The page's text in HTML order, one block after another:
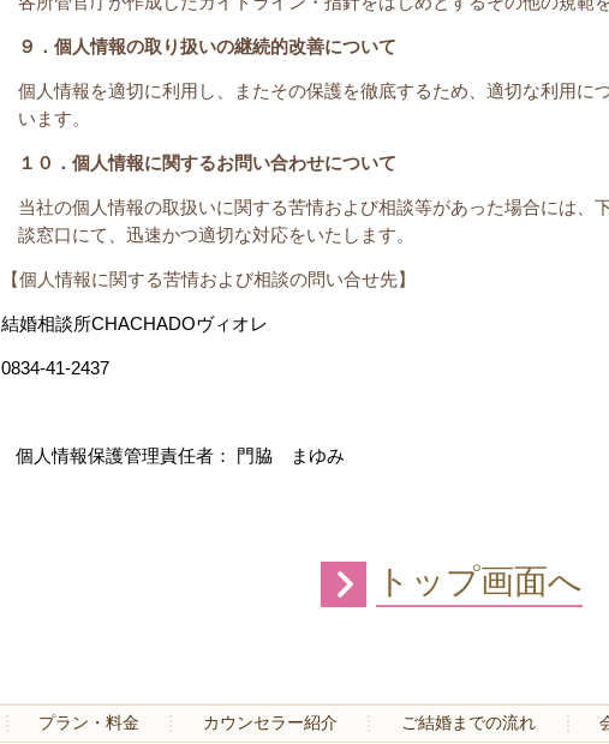
９．個人情報の取り扱いの継続的改善について
個人情報を適切に利用し、またその保護を徹底するため、適切な利用に
います。
１０．個人情報に関するお問い合わせについて
当社の個人情報の取扱いに関する苦情および相談等があった場合には、
談窓口にて、迅速かつ適切な対応をいたします。
【個人情報に関する苦情および相談の問い合せ先】
結婚相談所CHACHADOヴィオレ
0834-41-2437
個人情報保護管理責任者： 門脇 まゆみ
トップ画面へ
プラン・料金 カウンセラー紹介 ご結婚までの流れ